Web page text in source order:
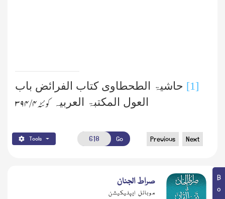
[1] حاشیۃ الطحطاوی کتاب الفرائض باب
العول المکتبۃ العربیہکوئٹہ ۴/ ۳۹۴
Tools Go Previous Next
صراط الجنان
موبائل ایپلیکیشن